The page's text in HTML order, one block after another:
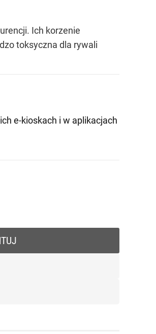
Ich korzenie
toksyczna dla rywali
e-kioskach i w aplikacjach